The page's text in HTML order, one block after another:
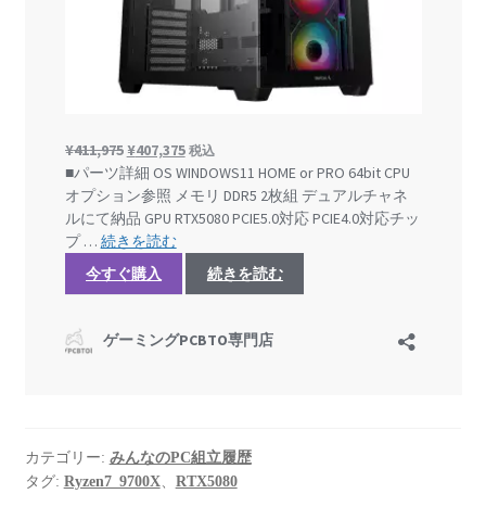
カテゴリー: みんなのPC組立履歴
タグ: Ryzen7_9700X、 RTX5080